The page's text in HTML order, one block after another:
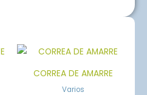
CORREA DE AMARRE
Varios